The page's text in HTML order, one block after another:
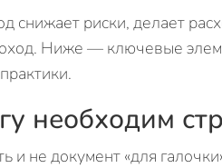
снижает риски, делает
Ниже — ключевые
необходим
не документ «для